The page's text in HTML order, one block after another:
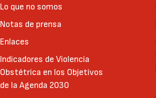
Lo que no somos
Notas de prensa
Enlaces
Indicadores de Violencia
Obstétrica en los Objetivos
de la Agenda 2030